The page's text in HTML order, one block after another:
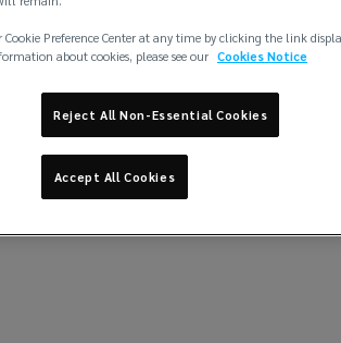
"Trabalhamos duro
tornar cada
trabalhar.“
Martyn Worsley
Preference Center at any time by clicking the link
about cookies, please see our Cookies Notice
Reject All Non-Essential Cookies
Accept All Cookies